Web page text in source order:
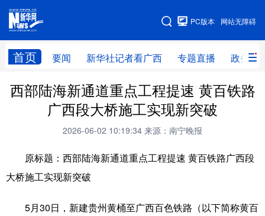
网站无障碍
PC版本
首页 要闻 新华社记者看广西 专题直播 政务信
网站地图
广西频道
新华社记者 专题直播 政务信息
新华网导航
学习进行时 高层 时政 人事
西部陆海新通道重点工程提速 黄百铁路
广西段大桥施工实现新突破
2026-06-02 10:19:34 来源：南宁晚报
原标题：西部陆海新通道重点工程提速 黄百铁路广西段
大桥施工实现新突破
5月30日，新建贵州黄桶至广西百色铁路（以下简称黄百